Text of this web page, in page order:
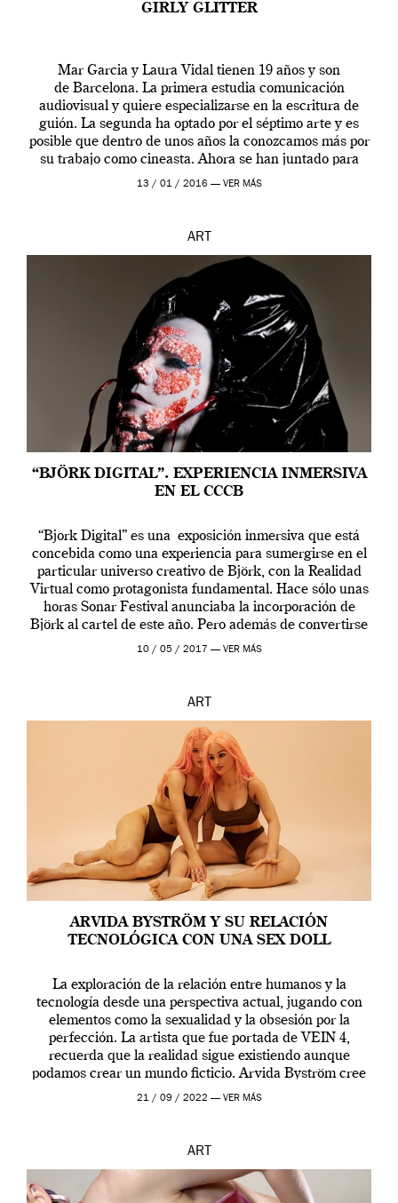
GIRLY GLITTER
Mar Garcia y Laura Vidal tienen 19 años y son
de Barcelona. La primera estudia comunicación
audiovisual y quiere especializarse en la escritura de
guión. La segunda ha optado por el séptimo arte y es
posible que dentro de unos años la conozcamos más por
su trabajo como cineasta. Ahora se han juntado para
contarnos una […]
13 / 01 / 2016 — VER MÁS
ART
“BJÖRK DIGITAL”. EXPERIENCIA INMERSIVA
EN EL CCCB
“Bjork Digital” es una exposición inmersiva que está
concebida como una experiencia para sumergirse en el
particular universo creativo de Björk, con la Realidad
Virtual como protagonista fundamental. Hace sólo unas
horas Sonar Festival anunciaba la incorporación de
Björk al cartel de este año. Pero además de convertirse
en una de las actuaciones más relevantes […]
10 / 05 / 2017 — VER MÁS
ART
ARVIDA BYSTRÖM Y SU RELACIÓN
TECNOLÓGICA CON UNA SEX DOLL
La exploración de la relación entre humanos y la
tecnología desde una perspectiva actual, jugando con
elementos como la sexualidad y la obsesión por la
perfección. La artista que fue portada de VEIN 4,
recuerda que la realidad sigue existiendo aunque
podamos crear un mundo ficticio. Arvida Byström cree
que los humanos tienen un complejo […]
21 / 09 / 2022 — VER MÁS
ART